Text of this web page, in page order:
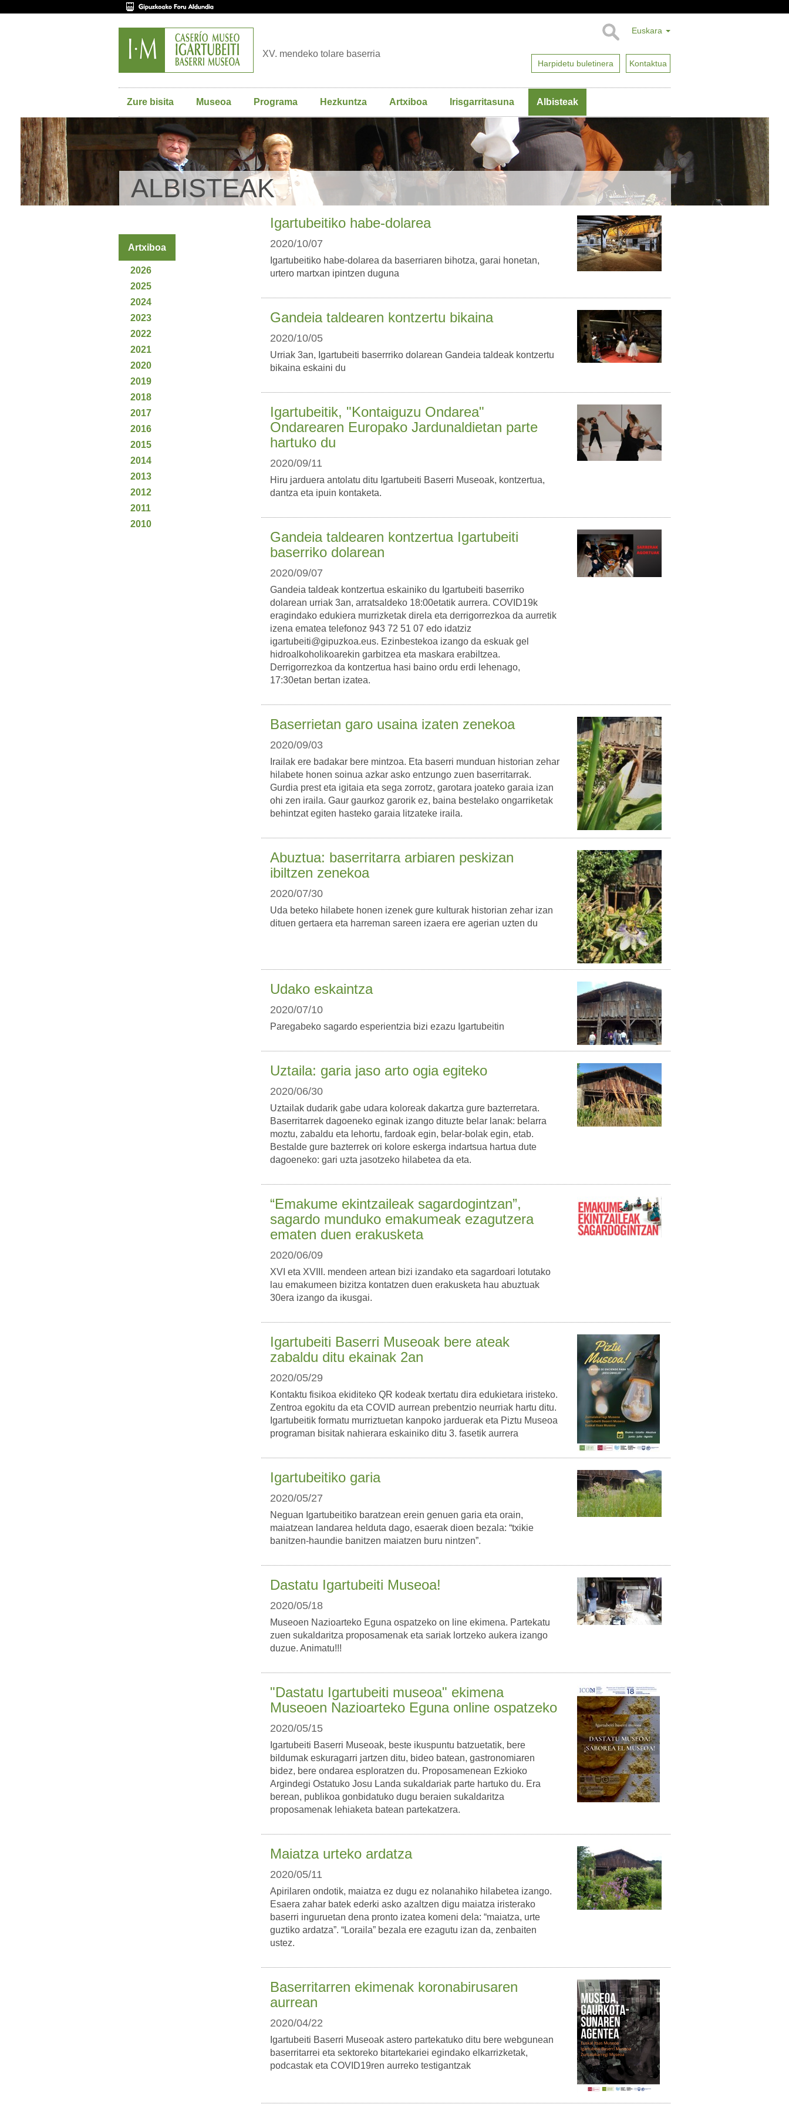
Euskara
Harpidetu buletinera Kontaktua
XV. mendeko tolare baserria
Zure bisita Museoa Programa Hezkuntza Artxiboa Irisgarritasuna Albisteak
ALBISTEAK
Igartubeitiko habe-dolarea
2020/10/07
Igartubeitiko habe-dolarea da baserriaren bihotza, garai honetan,
urtero martxan ipintzen duguna
Gandeia taldearen kontzertu bikaina
2020/10/05
Urriak 3an, Igartubeiti baserrriko dolarean Gandeia taldeak kontzertu
bikaina eskaini du
Igartubeitik, "Kontaiguzu Ondarea"
Ondarearen Europako Jardunaldietan parte
hartuko du
2020/09/11
Hiru jarduera antolatu ditu Igartubeiti Baserri Museoak, kontzertua,
dantza eta ipuin kontaketa.
Gandeia taldearen kontzertua Igartubeiti
baserriko dolarean
2020/09/07
Gandeia taldeak kontzertua eskainiko du Igartubeiti baserriko
dolarean urriak 3an, arratsaldeko 18:00etatik aurrera. COVID19k
eragindako edukiera murrizketak direla eta derrigorrezkoa da aurretik
izena ematea telefonoz 943 72 51 07 edo idatziz
igartubeiti@gipuzkoa.eus. Ezinbestekoa izango da eskuak gel
hidroalkoholikoarekin garbitzea eta maskara erabiltzea.
Derrigorrezkoa da kontzertua hasi baino ordu erdi lehenago,
17:30etan bertan izatea.
Baserrietan garo usaina izaten zenekoa
2020/09/03
Irailak ere badakar bere mintzoa. Eta baserri munduan historian zehar
hilabete honen soinua azkar asko entzungo zuen baserritarrak.
Gurdia prest eta igitaia eta sega zorrotz, garotara joateko garaia izan
ohi zen iraila. Gaur gaurkoz garorik ez, baina bestelako ongarriketak
behintzat egiten hasteko garaia litzateke iraila.
Abuztua: baserritarra arbiaren peskizan
ibiltzen zenekoa
2020/07/30
Uda beteko hilabete honen izenek gure kulturak historian zehar izan
dituen gertaera eta harreman sareen izaera ere agerian uzten du
Udako eskaintza
2020/07/10
Paregabeko sagardo esperientzia bizi ezazu Igartubeitin
Uztaila: garia jaso arto ogia egiteko
2020/06/30
Uztailak dudarik gabe udara koloreak dakartza gure bazterretara.
Baserritarrek dagoeneko eginak izango dituzte belar lanak: belarra
moztu, zabaldu eta lehortu, fardoak egin, belar-bolak egin, etab.
Bestalde gure bazterrek ori kolore eskerga indartsua hartua dute
dagoeneko: gari uzta jasotzeko hilabetea da eta.
“Emakume ekintzaileak sagardogintzan”,
sagardo munduko emakumeak ezagutzera
ematen duen erakusketa
2020/06/09
XVI eta XVIII. mendeen artean bizi izandako eta sagardoari lotutako
lau emakumeen bizitza kontatzen duen erakusketa hau abuztuak
30era izango da ikusgai.
Igartubeiti Baserri Museoak bere ateak
zabaldu ditu ekainak 2an
2020/05/29
Kontaktu fisikoa ekiditeko QR kodeak txertatu dira edukietara iristeko.
Zentroa egokitu da eta COVID aurrean prebentzio neurriak hartu ditu.
Igartubeitik formatu murriztuetan kanpoko jarduerak eta Piztu Museoa
programan bisitak nahierara eskainiko ditu 3. fasetik aurrera
Igartubeitiko garia
2020/05/27
Neguan Igartubeitiko baratzean erein genuen garia eta orain,
maiatzean landarea helduta dago, esaerak dioen bezala: “txikie
banitzen-haundie banitzen maiatzen buru nintzen”.
Dastatu Igartubeiti Museoa!
2020/05/18
Museoen Nazioarteko Eguna ospatzeko on line ekimena. Partekatu
zuen sukaldaritza proposamenak eta sariak lortzeko aukera izango
duzue. Animatu!!!
"Dastatu Igartubeiti museoa" ekimena
Museoen Nazioarteko Eguna online ospatzeko
2020/05/15
Igartubeiti Baserri Museoak, beste ikuspuntu batzuetatik, bere
bildumak eskuragarri jartzen ditu, bideo batean, gastronomiaren
bidez, bere ondarea esploratzen du. Proposamenean Ezkioko
Argindegi Ostatuko Josu Landa sukaldariak parte hartuko du. Era
berean, publikoa gonbidatuko dugu beraien sukaldaritza
proposamenak lehiaketa batean partekatzera.
Maiatza urteko ardatza
2020/05/11
Apirilaren ondotik, maiatza ez dugu ez nolanahiko hilabetea izango.
Esaera zahar batek ederki asko azaltzen digu maiatza iristerako
baserri inguruetan dena pronto izatea komeni dela: “maiatza, urte
guztiko ardatza”. “Loraila” bezala ere ezagutu izan da, zenbaiten
ustez.
Baserritarren ekimenak koronabirusaren
aurrean
2020/04/22
Igartubeiti Baserri Museoak astero partekatuko ditu bere webgunean
baserritarrei eta sektoreko bitartekariei egindako elkarrizketak,
podcastak eta COVID19ren aurreko testigantzak
Artxiboa
2026
2025
2024
2023
2022
2021
2020
2019
2018
2017
2016
2015
2014
2013
2012
2011
2010